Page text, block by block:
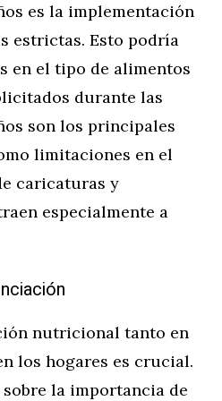
es la implementación
estrictas. Esto podría
en el tipo de alimentos
durante las
son los principales
limitaciones en el
caricaturas y
especialmente a
nutricional tanto en
los hogares es crucial.
la importancia de